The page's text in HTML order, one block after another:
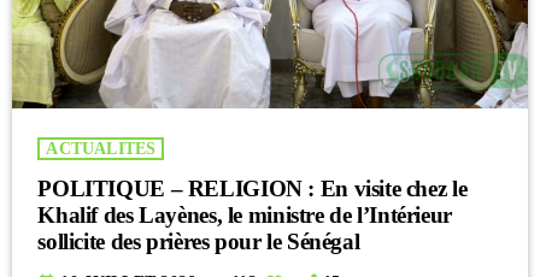
ACTUALITES
POLITIQUE – RELIGION : En visite chez le
Khalif des Layènes, le ministre de l’Intérieur
sollicite des prières pour le Sénégal